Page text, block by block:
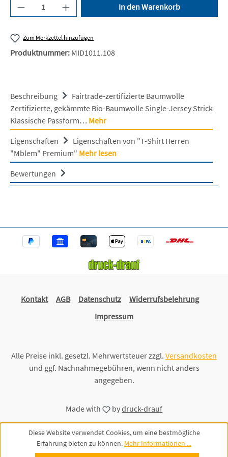
Produkt Anzahl: Gib den gewünschten Wert
In den Warenkorb
Zum Merkzettel hinzufügen
Produktnummer: MID1011.108
Beschreibung
Fairtrade-zertifizierte Baumwolle
Zertifizierte, gekämmte Bio-Baumwolle Single-Jersey Strick
Klassische Passform… Mehr
Eigenschaften
Eigenschaften von "T-Shirt Herren
"Mblem" Premium" Mehr lesen
Bewertungen
Kontakt AGB Datenschutz
Widerrufsbelehrung
Impressum
Alle Preise inkl. gesetzl. Mehrwertsteuer zzgl. Versandkosten
und ggf. Nachnahmegebühren, wenn nicht anders
angegeben.
Made with bydruck-drauf
Diese Website verwendet Cookies, um eine bestmögliche
Erfahrung bieten zu können. Mehr Informationen ...